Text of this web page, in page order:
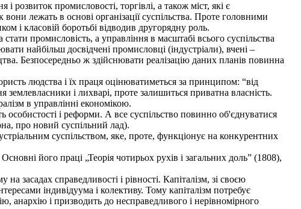
промисловості, торгівлі, а також міст, які є
лежать в основі організації суспільства. Проте головними
і класовій боротьбі відводив другорядну роль.
промисловість, а управління в масштабі всього суспільства
найбільш досвідчені промисловці (індустріали), вчені –
Безпосередньо ж здійснювати реалізацію даних планів повинна
людства і їх праця оцінюватиметься за принципом: “від
і лихварі, проте залишиться приватна власність.
в управлінні економікою.
і реформи. А все суспільство повинно об'єднуватися
про новий суспільний лад).
суспільством, яке, проте, функціонує на конкурентних
його праці „Теорія чотирьох рухів і загальних доль” (1808),
засадах справедливості і рівності. Капіталізм, зі своєю
індивідуума і колективу. Тому капіталізм потребує
анархію і призводить до несправедливого і нерівномірного